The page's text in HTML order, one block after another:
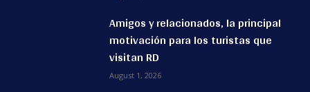
Amigos y relacionados, la principal
motivación para los turistas que
visitan RD
August 1, 2026